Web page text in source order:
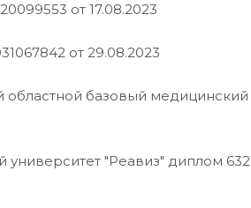
от 17.08.2023
от 29.08.2023
базовый
"Реавиз" диплом